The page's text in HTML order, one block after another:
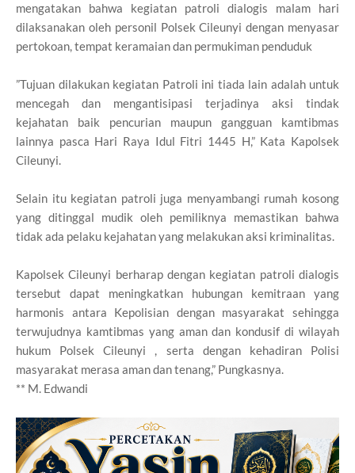
mengatakan bahwa kegiatan patroli dialogis malam hari
dilaksanakan oleh personil Polsek Cileunyi dengan menyasar
pertokoan, tempat keramaian dan permukiman penduduk
”Tujuan dilakukan kegiatan Patroli ini tiada lain adalah untuk
mencegah dan mengantisipasi terjadinya aksi tindak
kejahatan baik pencurian maupun gangguan kamtibmas
lainnya pasca Hari Raya Idul Fitri 1445 H,” Kata Kapolsek
Cileunyi.
Selain itu kegiatan patroli juga menyambangi rumah kosong
yang ditinggal mudik oleh pemiliknya memastikan bahwa
tidak ada pelaku kejahatan yang melakukan aksi kriminalitas.
Kapolsek Cileunyi berharap dengan kegiatan patroli dialogis
tersebut dapat meningkatkan hubungan kemitraan yang
harmonis antara Kepolisian dengan masyarakat sehingga
terwujudnya kamtibmas yang aman dan kondusif di wilayah
hukum Polsek Cileunyi , serta dengan kehadiran Polisi
masyarakat merasa aman dan tenang,” Pungkasnya.
** M. Edwandi